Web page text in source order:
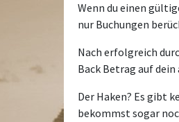
Wenn du einen
nur Buchungen
Nach erfolgreich
Back Betrag auf
Der Haken? Es gibt
bekommst sogar